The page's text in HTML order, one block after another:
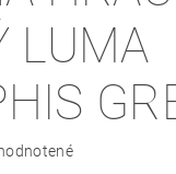
LUMA